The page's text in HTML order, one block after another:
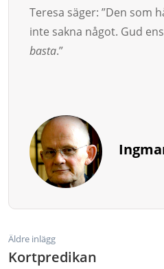
Teresa säger: ”Den som
inte sakna något. Gud
bas­ta.”
Äldre inlägg
Kortpredikan